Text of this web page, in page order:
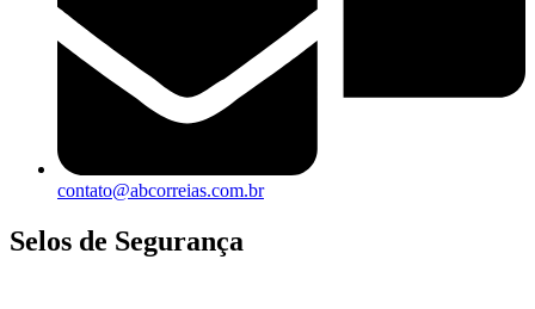
contato@abcorreias.com.br
Selos de Segurança